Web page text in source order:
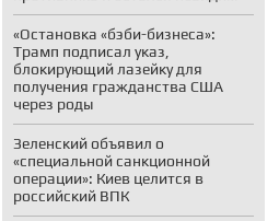
«Остановка «бэби-бизнеса»:
Трамп подписал указ,
блокирующий лазейку для
получения гражданства США
через роды
Зеленский объявил о
«специальной санкционной
операции»: Киев целится в
российский ВПК